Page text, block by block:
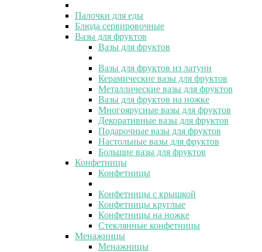
Палочки для еды
Блюда сервировочные
Вазы для фруктов
Вазы для фруктов
Вазы для фруктов из латуни
Керамические вазы для фруктов
Металлические вазы для фруктов
Вазы для фруктов на ножке
Многоярусные вазы для фруктов
Декоративные вазы для фруктов
Подарочные вазы для фруктов
Настольные вазы для фруктов
Большие вазы для фруктов
Конфетницы
Конфетницы
Конфетницы с крышкой
Конфетницы круглые
Конфетницы на ножке
Стеклянные конфетницы
Менажницы
Менажницы